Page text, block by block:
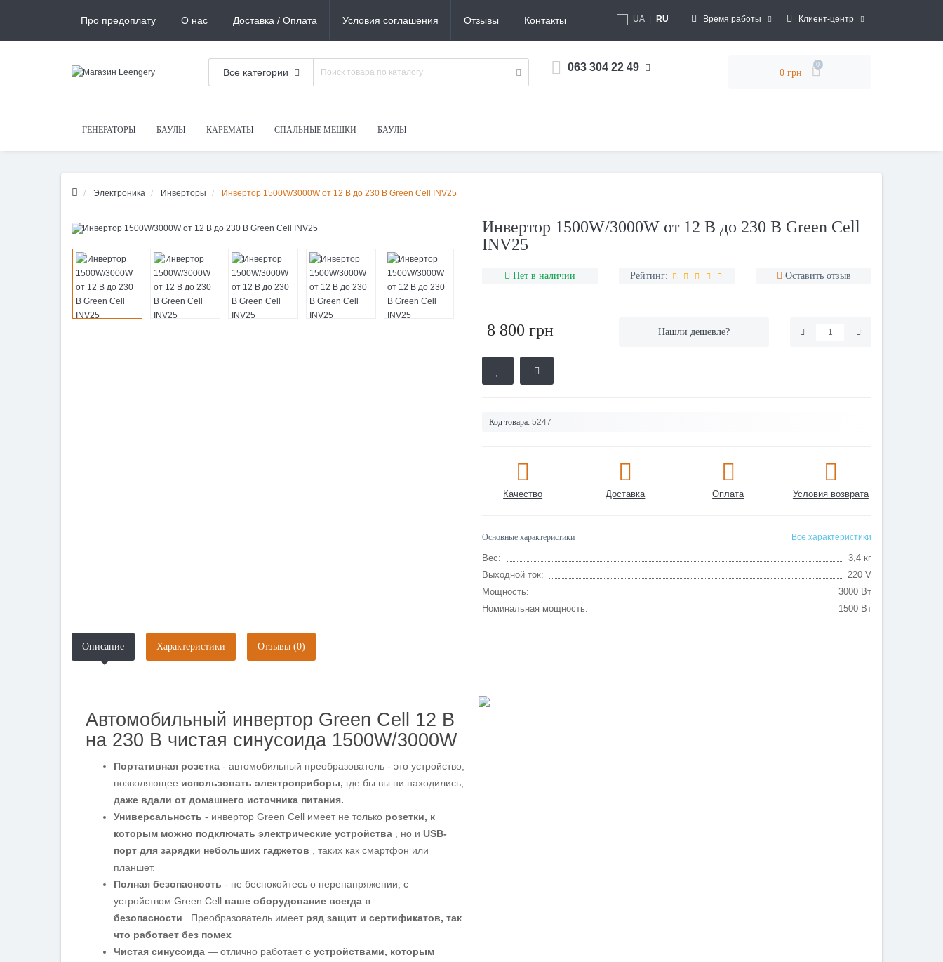
Про предоплату О нас Доставка / Оплата Условия соглашения Отзывы Контакты UA RU Время работы Клиент-центр
Все категории 063 304 22 49 0 грн
0
ГЕНЕРАТОРЫ БАУЛЫ КАРЕМАТЫ СПАЛЬНЫЕ МЕШКИ БАУЛЫ
Электроника Инверторы Инвертор 1500W/3000W от 12 В до 230 В Green Cell INV25
Инвертор 1500W/3000W от 12 В до 230 В Green Cell
INV25
Нет в наличии Рейтинг: Оставить отзыв
8 800 грн Нашли дешевле?
Код товара: 5247
Качество Доставка Оплата Условия возврата
Основные характеристики Все характеристики
Вес:
3,4 кг
Выходной ток:
220 V
Мощность:
3000 Вт
Номинальная мощность:
1500 Вт
Описание Характеристики Отзывы (0)
Автомобильный инвертор Green Cell 12 В
на 230 В чистая синусоида 1500W/3000W
Портативная розетка - автомобильный преобразователь - это устройство,
позволяющее использовать электроприборы, где бы вы ни находились,
даже вдали от домашнего источника питания.
Универсальность - инвертор Green Cell имеет не только розетки, к
которым можно подключать электрические устройства , но и USB-
порт для зарядки небольших гаджетов , таких как смартфон или
планшет.
Полная безопасность - не беспокойтесь о перенапряжении, с
устройством Green Cell ваше оборудование всегда в
безопасности . Преобразователь имеет ряд защит и сертификатов, так
что работает без помех
Чистая синусоида — отлично работаетс устройствами, которым